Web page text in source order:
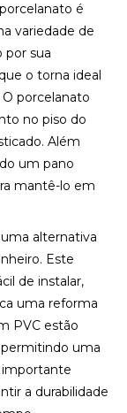
é
variedade de
por sua
o torna ideal
porcelanato
no piso do
Além
um pano
mantê-lo em
alternativa
Este
de instalar,
uma reforma
PVC estão
permitindo uma
importante
a durabilidade